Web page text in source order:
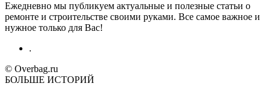
Ежедневно мы публикуем актуальные и полезные статьи о
ремонте и строительстве своими руками. Все самое важное и
нужное только для Вас!
.
© Overbag.ru
БОЛЬШЕ ИСТОРИЙ